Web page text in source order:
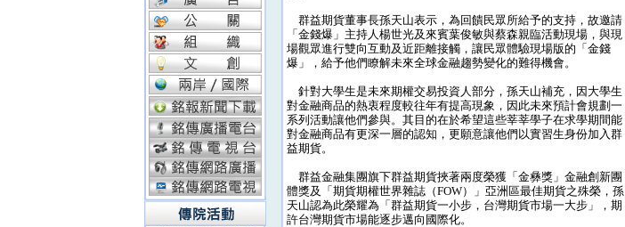
群益期貨董事長孫天山表示，為回饋民眾所給予的支持，故邀請
「金錢爆」主持人楊世光及來賓葉俊敏與蔡森親臨活動現場，與現
場觀眾進行雙向互動及近距離接觸，讓民眾體驗現場版的「金錢
爆」，給予他們瞭解未來全球金融趨勢變化的難得機會。
針對大學生是未來期權交易投資人部分，孫天山補充，因大學生
對金融商品的熱衷程度較往年有提高現象，因此未來預計會規劃一
系列活動讓他們參與。其目的在於希望這些莘莘學子在求學期間能
對金融商品有更深一層的認知，更願意讓他們以實習生身份加入群
益期貨。
群益金融集團旗下群益期貨挾著兩度榮獲「金彝獎」金融創新團
體獎及「期貨期權世界雜誌（FOW）」亞洲區最佳期貨之殊榮，孫
天山認為此榮耀為「群益期貨一小步，台灣期貨市場一大步」，期
許台灣期貨市場能逐步邁向國際化。